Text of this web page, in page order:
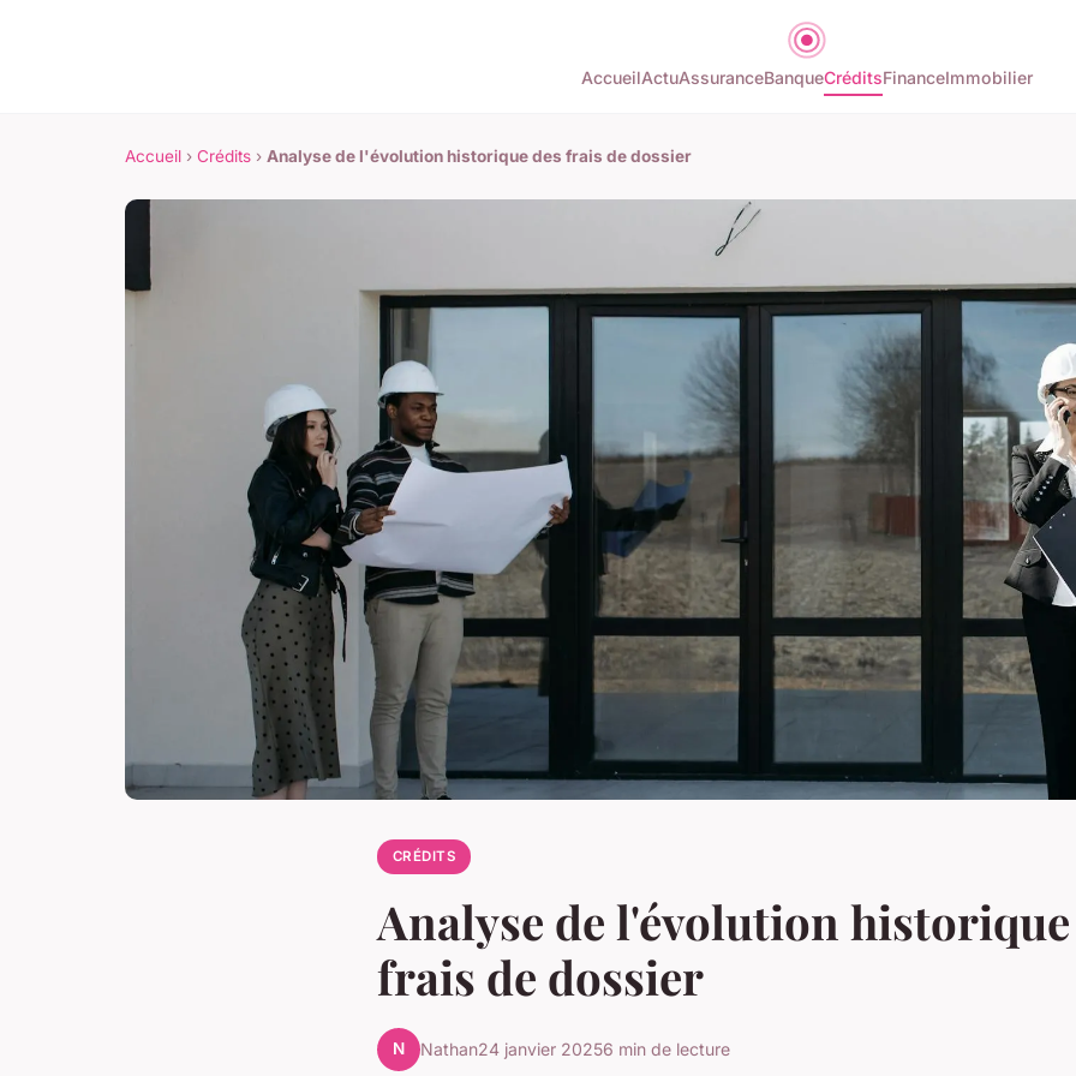
AccueilActuAssuranceBanqueCréditsFinanceImmobilier
Accueil › Crédits › Analyse de l'évolution historique des frais de dossier
CRÉDITS
Analyse de l'évolution historique
frais de dossier
N Nathan24 janvier 20256 min de lecture